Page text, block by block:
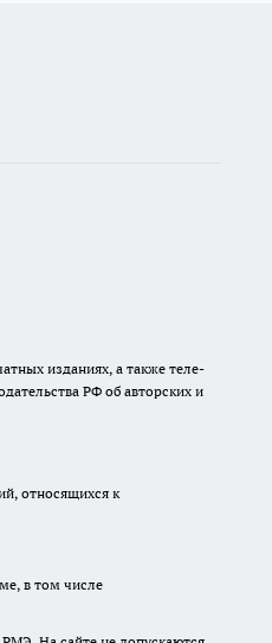
изданиях, а также теле-
РФ об авторских и
относящихся к
в том числе